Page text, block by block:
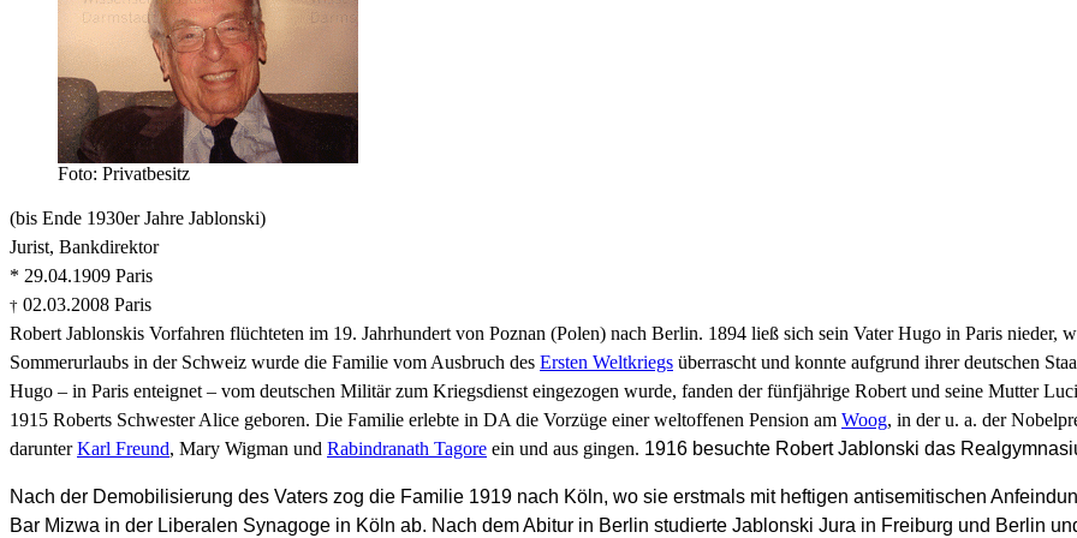
Foto: Privatbesitz
(bis Ende 1930er Jahre Jablonski)
Jurist, Bankdirektor
* 29.04.1909 Paris
† 02.03.2008 Paris
Robert Jablonskis Vorfahren flüchteten im 19. Jahrhundert von Poznan (Polen) nach Berlin. 1894 ließ sich sein Vater Hugo in Paris nieder,
Sommerurlaubs in der Schweiz wurde die Familie vom Ausbruch des Ersten Weltkriegs überrascht und konnte aufgrund ihrer deutschen
Hugo – in Paris enteignet – vom deutschen Militär zum Kriegsdienst eingezogen wurde, fanden der fünfjährige Robert und seine Mutter
1915 Roberts Schwester Alice geboren. Die Familie erlebte in DA die Vorzüge einer weltoffenen Pension am Woog, in der u. a. der
darunterKarl Freund, Mary Wigman und Rabindranath Tagore ein und aus gingen. 1916 besuchte Robert Jablonski das
Nach der Demobilisierung des Vaters zog die Familie 1919 nach Köln, wo sie erstmals mit heftigen antisemitischen
Bar Mizwa in der Liberalen Synagoge in Köln ab. Nach dem Abitur in Berlin studierte Jablonski Jura in Freiburg und Berlin